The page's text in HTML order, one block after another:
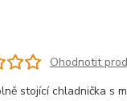
Ohodnotit
stojící chladnička s